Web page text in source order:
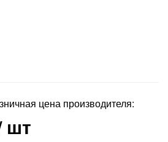
цена производителя:
шт